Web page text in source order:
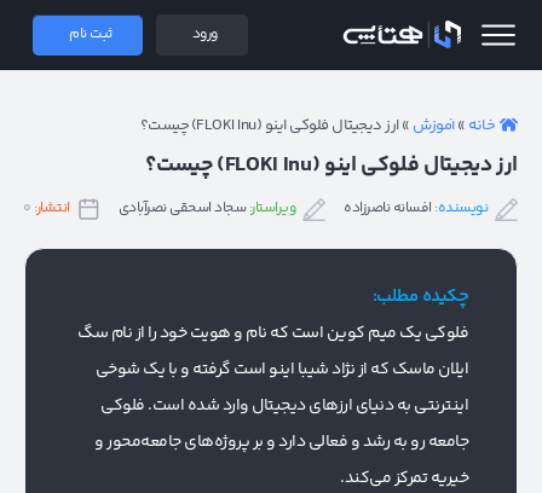
همتاپی ورود ثبت نام
خانه »آموزش »ارز دیجیتال فلوکی اینو (FLOKI Inu) چیست؟
ارز دیجیتال فلوکی اینو (FLOKI Inu) چیست؟
نویسنده: افسانه ناصرزاده ویراستار: سجاد اسحقی نصرآبادی انتشار:
چکیده مطلب:
فلوکی یک میم کوین است که نام و هویت خود را از نام سگ
ایلان ماسک که از نژاد شیبا اینو است گرفته و با یک شوخی
اینترنتی به دنیای ارزهای دیجیتال وارد شده است. فلوکی
جامعه رو به رشد و فعالی دارد و بر پروژه‌های جامعه‌محور و
خیریه تمرکز می‌کند.